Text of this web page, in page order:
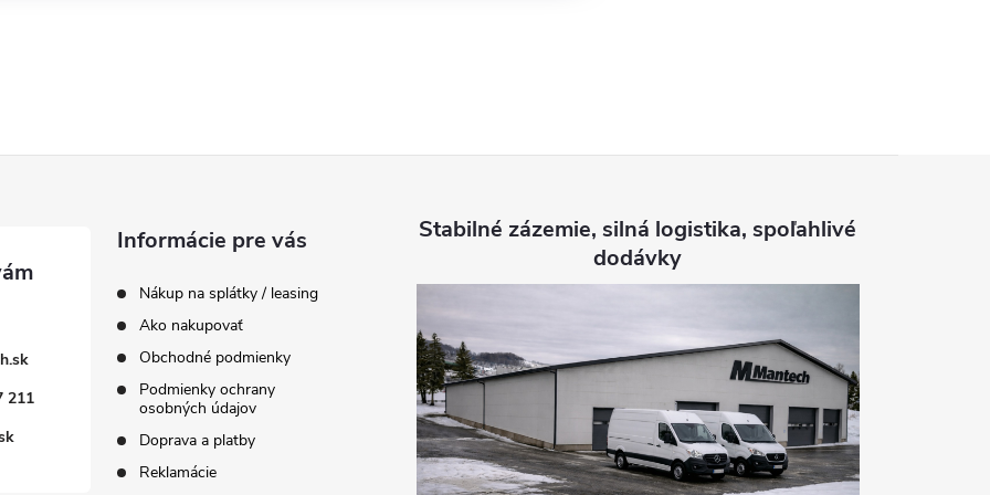
211
Informácie pre vás
Nákup na splátky / leasing
Ako nakupovať
Obchodné podmienky
Podmienky ochrany
osobných údajov
Doprava a platby
Reklamácie
Stabilné zázemie, silná logistika, spoľahlivé
dodávky